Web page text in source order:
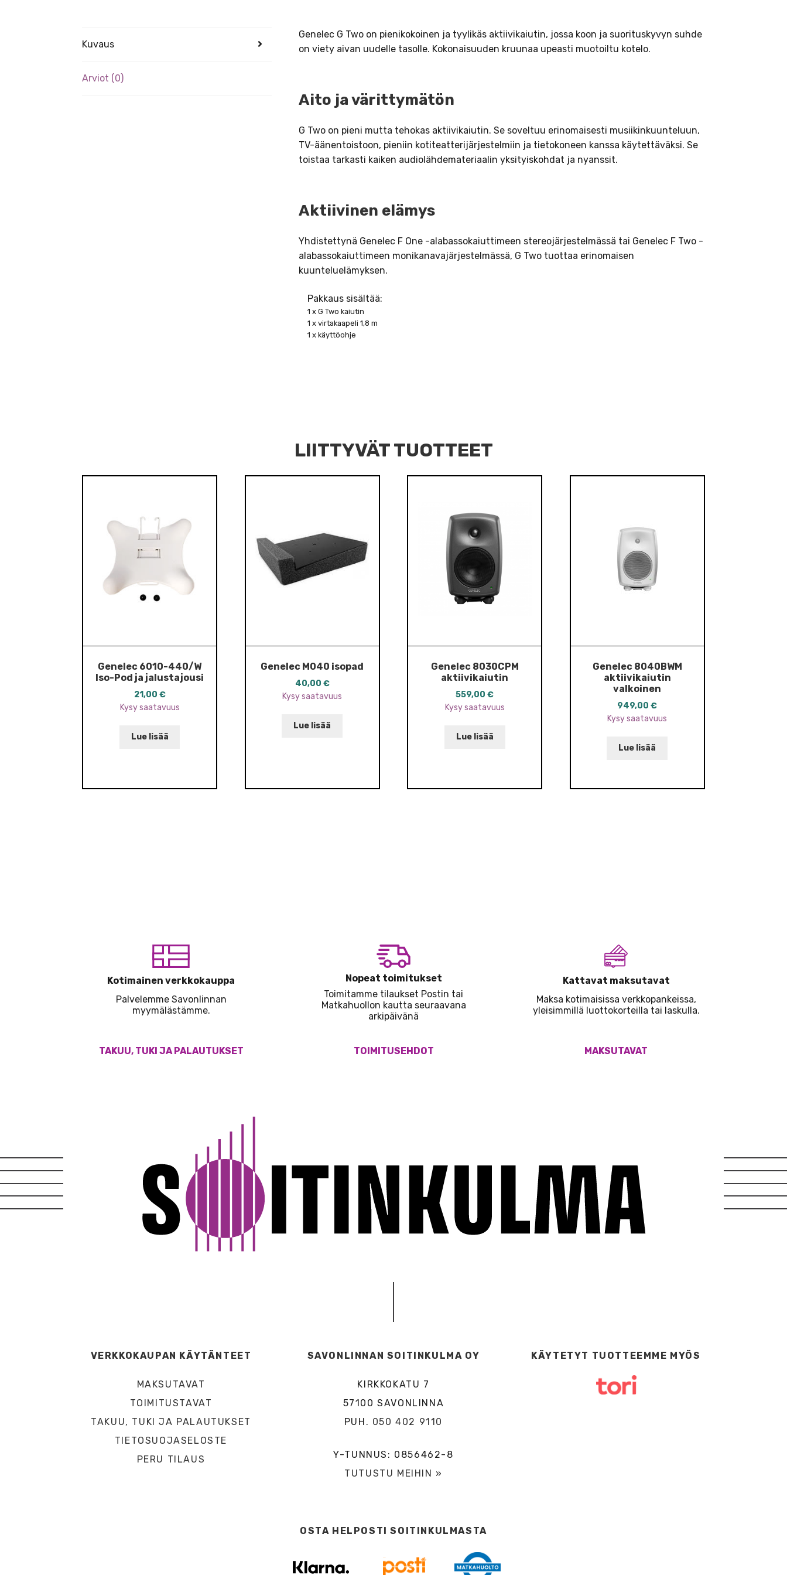
Kuvaus
Arviot (0)
Genelec G Two on pienikokoinen ja tyylikäs aktiivikaiutin, jossa koon ja suorituskyvyn suhde
on viety aivan uudelle tasolle. Kokonaisuuden kruunaa upeasti muotoiltu kotelo.
Aito ja värittymätön
G Two on pieni mutta tehokas aktiivikaiutin. Se soveltuu erinomaisesti musiikinkuunteluun,
TV-äänentoistoon, pieniin kotiteatterijärjestelmiin ja tietokoneen kanssa käytettäväksi. Se
toistaa tarkasti kaiken audiolähdemateriaalin yksityiskohdat ja nyanssit.
Aktiivinen elämys
Yhdistettynä Genelec F One -alabassokaiuttimeen stereojärjestelmässä tai Genelec F Two -
alabassokaiuttimeen monikanavajärjestelmässä, G Two tuottaa erinomaisen
kuunteluelämyksen.
Pakkaus sisältää:
1 x G Two kaiutin
1 x virtakaapeli 1,8 m
1 x käyttöohje
LIITTYVÄT TUOTTEET
Genelec 6010-440/W
Iso-Pod ja jalustajousi
21,00 €
Kysy saatavuus
Lue lisää
Genelec M040 isopad
40,00 €
Kysy saatavuus
Lue lisää
Genelec 8030CPM
aktiivikaiutin
559,00€
Kysy saatavuus
Lue lisää
Genelec 8040BWM
aktiivikaiutin
valkoinen
949,00€
Kysy saatavuus
Lue lisää
Kotimainen verkkokauppa
Palvelemme Savonlinnan
myymälästämme.
TAKUU, TUKI JA PALAUTUKSET
Nopeat toimitukset
Toimitamme tilaukset Postin tai
Matkahuollon kautta seuraavana
arkipäivänä
TOIMITUSEHDOT
Kattavat maksutavat
Maksa kotimaisissa verkkopankeissa,
yleisimmillä luottokorteilla tai laskulla.
MAKSUTAVAT
VERKKOKAUPAN KÄYTÄNTEET
MAKSUTAVAT
TOIMITUSTAVAT
TAKUU, TUKI JA PALAUTUKSET
TIETOSUOJASELOSTE
PERU TILAUS
SAVONLINNAN SOITINKULMA OY
KIRKKOKATU 7
57100 SAVONLINNA
PUH. 050 402 9110
Y-TUNNUS: 0856462-8
TUTUSTU MEIHIN »
KÄYTETYT TUOTTEEMME MYÖS
OSTA HELPOSTI SOITINKULMASTA